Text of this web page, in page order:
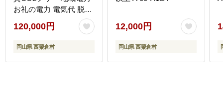
お礼の電力 電気代 脱炭
素 ゼロカーボン 岡山県
西粟倉村 【まずは寄付
のお申し込みを！】 e-
120,000円
岡山県 西粟倉村
12,000円
岡山県 西粟倉村